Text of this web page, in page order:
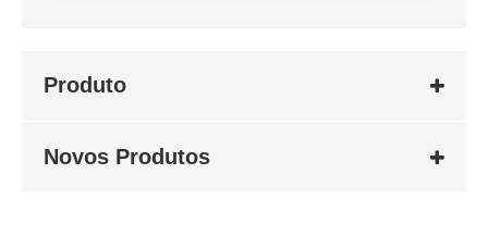
Produto
Novos Produtos